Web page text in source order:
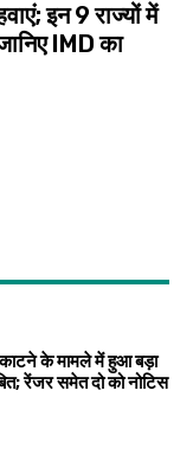
इन 9 राज्यों में
IMD का
के मामले में हुआ बड़ा
रेंजर समेत दो को नोटिस